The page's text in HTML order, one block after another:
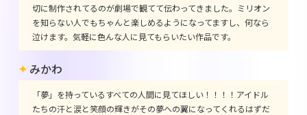
切に制作されてるのが劇場で観てて伝わってきました。ミリオン
を知らない人でもちゃんと楽しめるようになってますし、何なら
泣けます。気軽に色んな人に見てもらいたい作品です。
みかわ
「夢」を持っているすべての人間に見てほしい！！！！アイドル
たちの汗と涙と笑顔の輝きがその夢への翼になってくれるはずだ